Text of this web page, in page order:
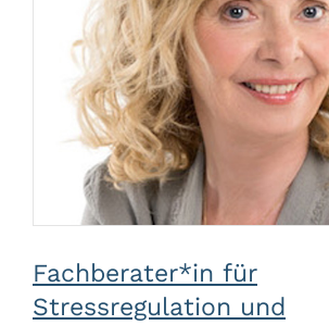
Fachberater*in für
Stressregulation und